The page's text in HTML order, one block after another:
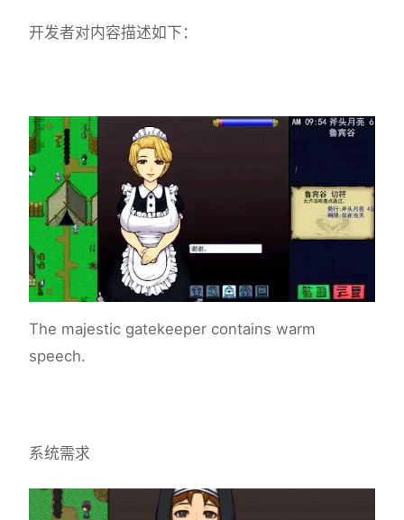
开发者对内容描述如下：
The majestic gatekeeper contains warm
speech.
系统需求